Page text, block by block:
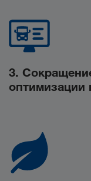
3.
оптимизации